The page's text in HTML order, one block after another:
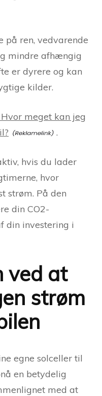
på ren, vedvarende
mindre afhængig
er dyrere og kan
kilder.
meget kan jeg
.
hvis du lader
hvor
strøm. På den
din CO2-
din investering i
ved at
strøm
egne solceller til
en betydelig
med at